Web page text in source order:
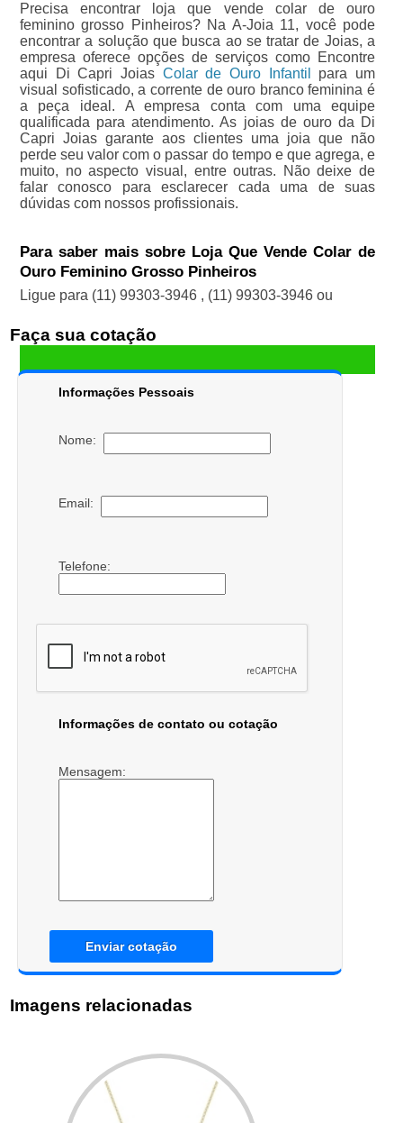
Precisa encontrar loja que vende colar de ouro
feminino grosso Pinheiros? Na A-Joia 11, você pode
encontrar a solução que busca ao se tratar de Joias, a
empresa oferece opções de serviços como Encontre
aqui Di Capri Joias Colar de Ouro Infantil
para um
visual sofisticado, a corrente de ouro branco feminina é
a peça ideal. A empresa conta com uma equipe
qualificada para atendimento. As joias de ouro da Di
Capri Joias garante aos clientes uma joia que não
perde seu valor com o passar do tempo e que agrega, e
muito, no aspecto visual, entre outras. Não deixe de
falar conosco para esclarecer cada uma de suas
dúvidas com nossos profissionais.
Para saber mais sobre Loja Que Vende Colar de
Ouro Feminino Grosso Pinheiros
Ligue para (11) 99303-3946 , (11) 99303-3946 ou
Faça sua cotação
Informações Pessoais
Nome:
Email:
Telefone:
Informações de contato ou cotação
Mensagem:
Enviar cotação
Imagens relacionadas